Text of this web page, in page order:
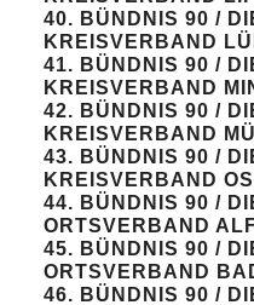
40. BÜNDNIS 90 /
KREISVERBAND
41. BÜNDNIS 90 /
KREISVERBAND
42. BÜNDNIS 90 /
KREISVERBAND
43. BÜNDNIS 90 /
KREISVERBAND
44. BÜNDNIS 90 /
ORTSVERBAND
45. BÜNDNIS 90 /
ORTSVERBAND
46. BÜNDNIS 90 /